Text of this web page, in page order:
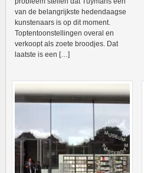
van de belangrijkste hedendaagse
kunstenaars is op dit moment.
Toptentoonstellingen overal en
verkoopt als zoete broodjes. Dat
laatste is een […]